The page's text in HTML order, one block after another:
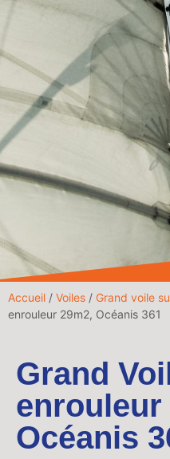
Accueil / Voiles / Grand voile
enrouleur 29m2, Océanis 361
Grand
enrouleur
Océanis